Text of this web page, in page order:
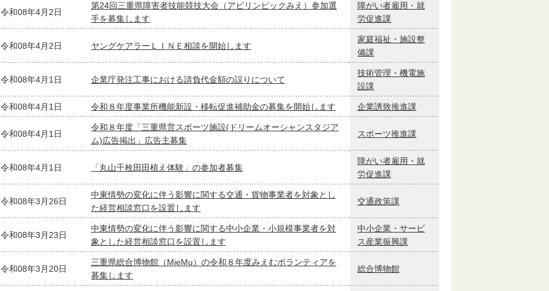
令和08年4月2日
第24回三重県障害者技能競技大会（アビリンピックみえ）参加選
手を募集します
障がい者雇用・就
労促進課
令和08年4月2日 ヤングケアラーＬＩＮＥ相談を開始します
家庭福祉・施設整
備課
令和08年4月1日 企業庁発注工事における請負代金額の誤りについて
技術管理・機電施
設課
令和08年4月1日 令和８年度事業所機能新設・移転促進補助金の募集を開始します 企業誘致推進課
令和08年4月1日
令和８年度「三重県営スポーツ施設(ドリームオーシャンスタジア
ム)広告掲出」広告主募集
スポーツ推進課
令和08年4月1日 「丸山千枚田田植え体験」の参加者募集
障がい者雇用・就
労促進課
令和08年3月26日
中東情勢の変化に伴う影響に関する交通・貨物事業者を対象とし
た経営相談窓口を設置します
交通政策課
令和08年3月23日
中東情勢の変化に伴う影響に関する中小企業・小規模事業者を対
象とした経営相談窓口を設置します
中小企業・サービ
ス産業振興課
令和08年3月20日
三重県総合博物館（MieMu）の令和８年度みえむボランティアを
募集します
総合博物館